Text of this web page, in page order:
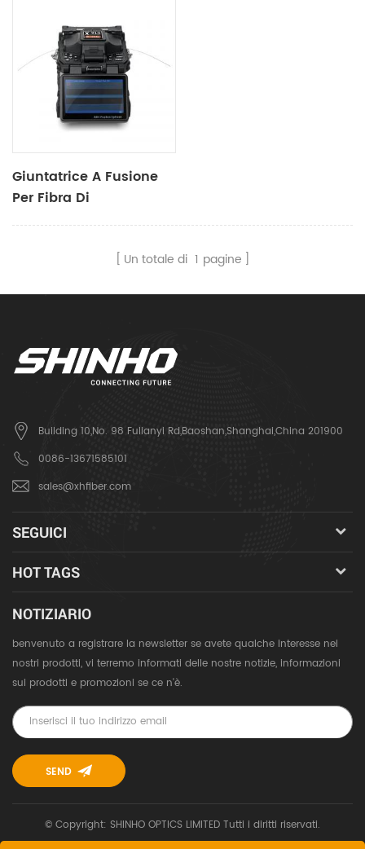
Giuntatrice A Fusione
Per Fibra Di
Un totale di 1 pagine
Building 10,No. 98 Fulianyi Rd,Baoshan,Shanghai,China 201900
0086-13671585101
sales@xhfiber.com
SEGUICI
HOT TAGS
NOTIZIARIO
benvenuto a registrare la newsletter se avete qualche interesse nei
nostri prodotti, vi terremo informati delle nostre notizie, informazioni
sui prodotti e promozioni se ce n'è.
© Copyright: SHINHO OPTICS LIMITED Tutti i diritti riservati.